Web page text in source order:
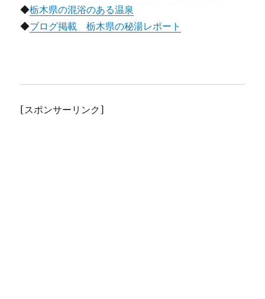
◆栃木県の混浴のある温泉
◆ブログ掲載 栃木県の秘湯レポート
[スポンサーリンク]